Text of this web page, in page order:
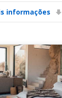
informações